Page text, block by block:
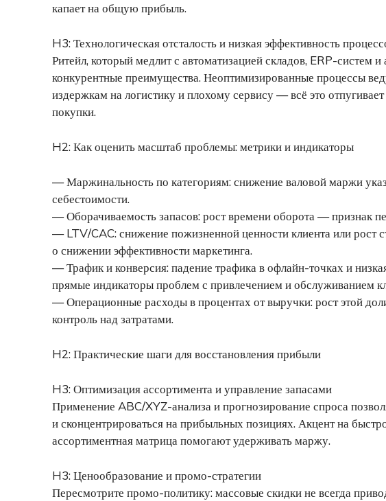
капает на общую прибыль.
H3: Технологическая отсталость и низкая эффективность
Ритейл, который медлит с автоматизацией складов, ERP-систем
конкурентные преимущества. Неоптимизированные процессы
издержкам на логистику и плохому сервису — всё это
покупки.
H2: Как оценить масштаб проблемы: метрики и индикаторы
— Маржинальность по категориям: снижение валовой маржи
себестоимости.
— Оборачиваемость запасов: рост времени оборота — признак
— LTV/CAC: снижение пожизненной ценности клиента или рост
о снижении эффективности маркетинга.
— Трафик и конверсия: падение трафика в офлайн-точках и
прямые индикаторы проблем с привлечением и обслуживанием
— Операционные расходы в процентах от выручки: рост этой
контроль над затратами.
H2: Практические шаги для восстановления прибыли
H3: Оптимизация ассортимента и управление запасами
Применение ABC/XYZ-анализа и прогнозирование спроса
и сконцентрироваться на прибыльных позициях. Акцент на
ассортиментная матрица помогают удерживать маржу.
H3: Ценообразование и промо-стратегии
Пересмотрите промо-политику: массовые скидки не всегда